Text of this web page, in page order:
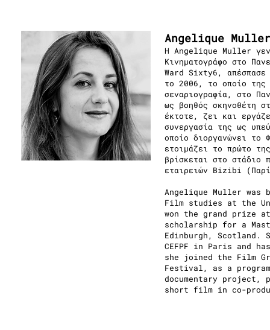
Angelique
H Angelique Muller
Κινηματογράφο στο
Ward Sixty6, απέσπασε
το 2006, το οποίο της
σεναριογραφία, στο
ως βοηθός σκηνοθέτη
έκτοτε, ζει και
συνεργασία της ως
οποίο διοργανώνει το
ετοιμάζει το πρώτο
βρίσκεται στο στάδιο
εταιρειών Bizibi
Angelique Muller was
Film studies at the
won the grand prize
scholarship for a
Edinburgh,
CEFPF in Paris and
she joined the Film
Festival, as a
documentary project,
short film in co-